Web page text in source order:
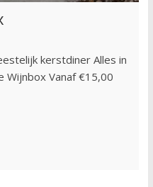
kerstdiner Alles in
Wijnbox Vanaf €15,00